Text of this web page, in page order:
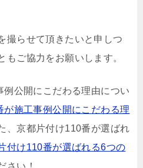
撮らせて頂きたいと申しつ
もご協力をお願いします。
公開にこだわる理由につい
が施工事例公開にこだわる理
、京都片付け110番が選ばれ
付け110番が選ばれる6つの
さい！